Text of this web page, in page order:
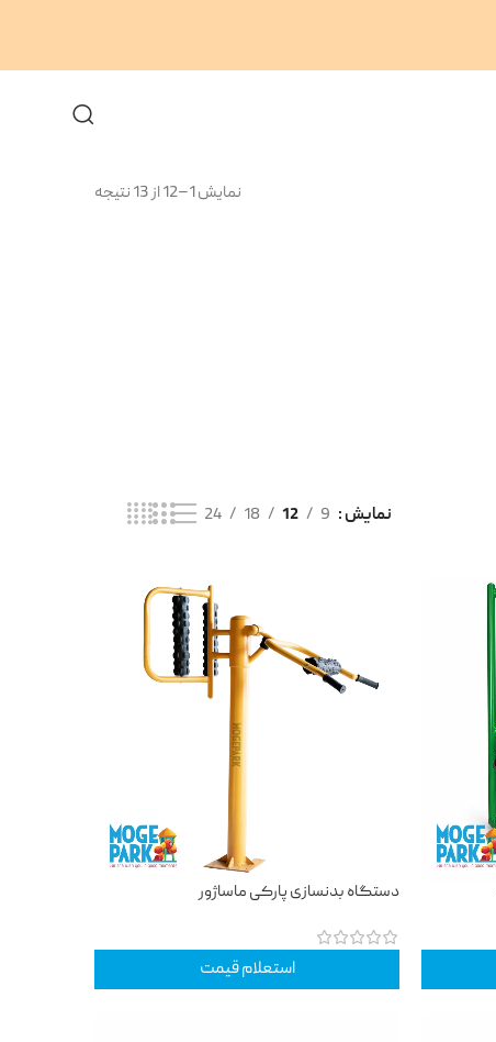
نمایش 1–12 از 13 نتیجه
نمایش 9
12
18
24
دستگاه بدنسازی پارکی ماساژور
استعلام قیمت